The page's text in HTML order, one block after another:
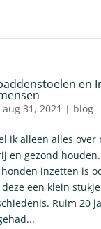
en
aug 31, 2021 | blog
ik alleen alles
en gezond
inzetten is
een klein
Ruim 20